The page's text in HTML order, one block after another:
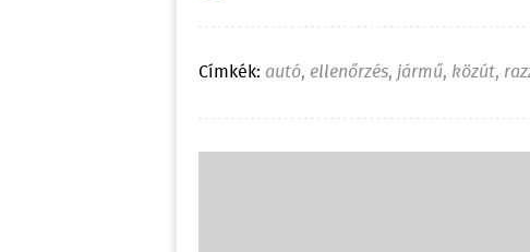
Címkék: autó, ellenőrzés,jármű, közút,